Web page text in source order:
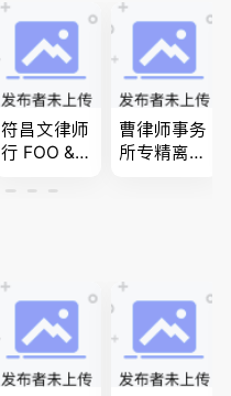
移民签证
、翻译和海
牙认证
民和魁北克
PEQ60472
08731
符昌文律师
行 FOO & C
家庭法, 离
曹律师事务
所专精离
买卖